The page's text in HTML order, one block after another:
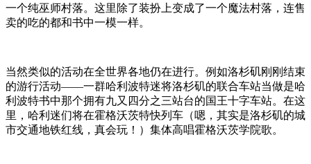
一个纯巫师村落。这里除了装扮上变成了一个魔法村落，连售
卖的吃的都和书中一模一样。
当然类似的活动在全世界各地仍在进行。例如洛杉矶刚刚结束
的游行活动——一群哈利波特迷将洛杉矶的联合车站当做是哈
利波特书中那个拥有九又四分之三站台的国王十字车站。在这
里，哈利迷们将在霍格沃茨特快列车（嗯，其实是洛杉矶的城
市交通地铁红线，真会玩！）集体高唱霍格沃茨学院歌。